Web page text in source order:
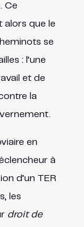
Ce
alors que le
se
: l’une
et de
la
en
à
d’un TER
les
droit de